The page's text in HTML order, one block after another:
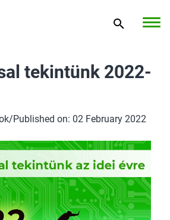
tekintünk 2022-
/Published on: 02 February 2022